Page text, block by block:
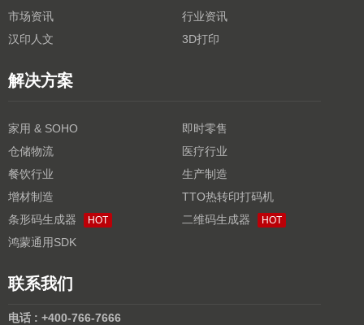
市场资讯
行业资讯
汉印人文
3D打印
解决方案
家用 & SOHO
即时零售
仓储物流
医疗行业
餐饮行业
生产制造
增材制造
TTO热转印打码机
条形码生成器
HOT 二维码生成器 HOT
鸿蒙通用SDK
联系我们
电话 : +400-766-7666